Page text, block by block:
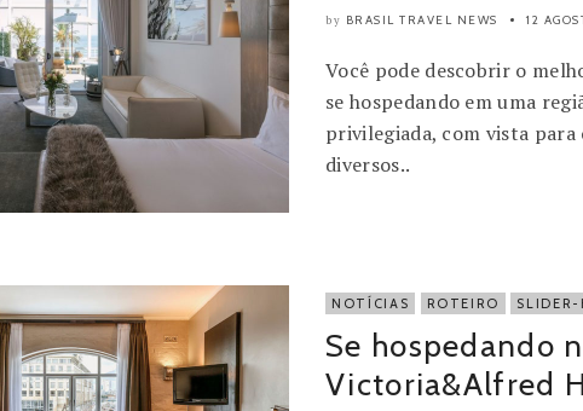
by BRASIL TRAVEL NEWS 12
Você pode descobrir o
se hospedando em uma
privilegiada, com vista para
diversos..
NOTÍCIAS ROTEIRO SLIDER-
Se hospedando
Victoria&Alfred